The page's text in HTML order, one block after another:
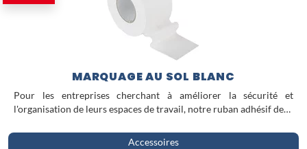
MARQUAGE AU SOL BLANC
Pour les entreprises cherchant à améliorer la sécurité et
l'organisation de leurs espaces de travail, notre ruban adhésif de…
Accessoires